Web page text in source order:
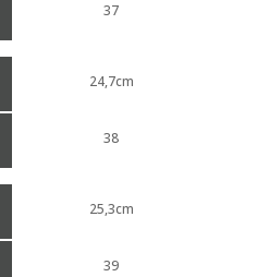
37
24,7cm
38
25,3cm
39